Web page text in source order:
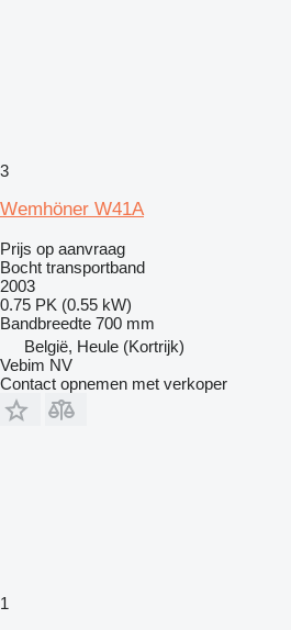
3
Wemhöner W41A
Prijs op aanvraag
Bocht transportband
2003
0.75 PK (0.55 kW)
Bandbreedte 700 mm
België, Heule (Kortrijk)
Vebim NV
Contact opnemen met verkoper
1